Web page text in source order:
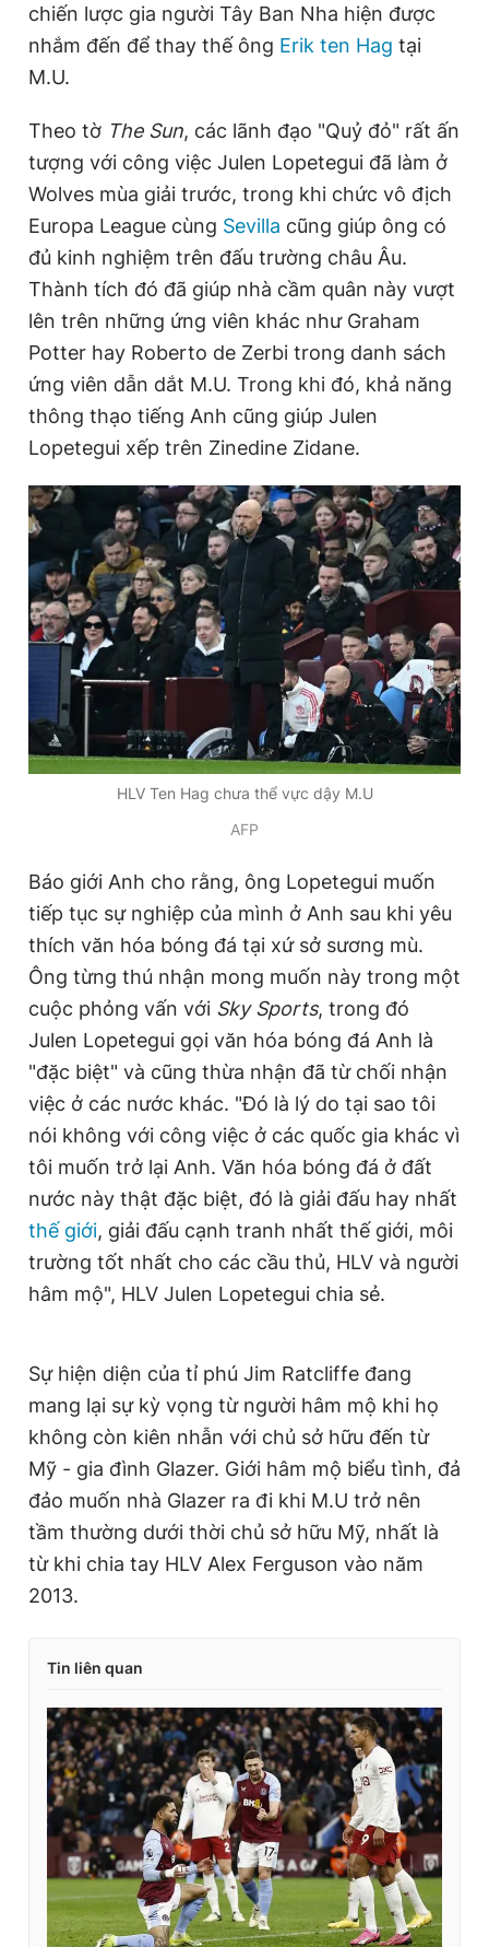
chiến lược gia người Tây Ban Nha hiện được
nhắm đến để thay thế ông Erik ten Hag tại
M.U.
Theo tờ The Sun, các lãnh đạo "Quỷ đỏ" rất ấn
tượng với công việc Julen Lopetegui đã làm ở
Wolves mùa giải trước, trong khi chức vô địch
Europa League cùng Sevilla cũng giúp ông có
đủ kinh nghiệm trên đấu trường châu Âu.
Thành tích đó đã giúp nhà cầm quân này vượt
lên trên những ứng viên khác như Graham
Potter hay Roberto de Zerbi trong danh sách
ứng viên dẫn dắt M.U. Trong khi đó, khả năng
thông thạo tiếng Anh cũng giúp Julen
Lopetegui xếp trên Zinedine Zidane.
HLV Ten Hag chưa thể vực dậy M.U
AFP
Báo giới Anh cho rằng, ông Lopetegui muốn
tiếp tục sự nghiệp của mình ở Anh sau khi yêu
thích văn hóa bóng đá tại xứ sở sương mù.
Ông từng thú nhận mong muốn này trong một
cuộc phỏng vấn với Sky Sports, trong đó
Julen Lopetegui gọi văn hóa bóng đá Anh là
"đặc biệt" và cũng thừa nhận đã từ chối nhận
việc ở các nước khác. "Đó là lý do tại sao tôi
nói không với công việc ở các quốc gia khác vì
tôi muốn trở lại Anh. Văn hóa bóng đá ở đất
nước này thật đặc biệt, đó là giải đấu hay nhất
thế giới, giải đấu cạnh tranh nhất thế giới, môi
trường tốt nhất cho các cầu thủ, HLV và người
hâm mộ", HLV Julen Lopetegui chia sẻ.
Sự hiện diện của tỉ phú Jim Ratcliffe đang
mang lại sự kỳ vọng từ người hâm mộ khi họ
không còn kiên nhẫn với chủ sở hữu đến từ
Mỹ - gia đình Glazer. Giới hâm mộ biểu tình, đả
đảo muốn nhà Glazer ra đi khi M.U trở nên
tầm thường dưới thời chủ sở hữu Mỹ, nhất là
từ khi chia tay HLV Alex Ferguson vào năm
2013.
Tin liên quan